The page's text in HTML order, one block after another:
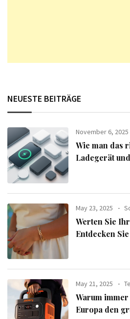
NEUESTE BEITRÄGE
November 6, 2025
Wie man das
Ladegerät
May 23, 2025
Werten Sie
Entdecken
May 21, 2025
Warum
Europa den